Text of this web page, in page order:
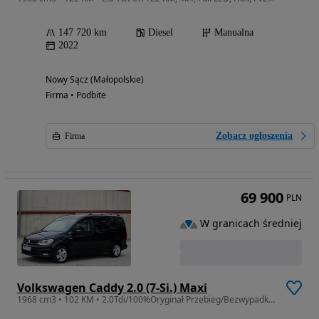
147 720 km Diesel
Manualna
2022
Nowy Sącz (Małopolskie)
Firma • Podbite
Firma Zobacz ogłoszenia
Volkswagen Caddy 2.0 (7-Si.) Maxi
1968 cm3 • 102 KM • 2.0Tdi/100%Oryginał Przebieg/Bezwypadkowy/NAWI/SAM PARKUJE/7-OSOBOWY
69 900 PLN
W granicach średniej